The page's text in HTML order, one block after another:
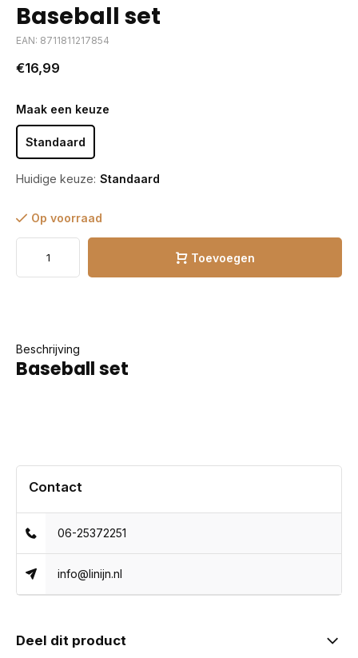
Baseball set
EAN: 8711811217854
€16,99
Maak een keuze
Standaard
Huidige keuze: Standaard
Op voorraad
Toevoegen
Beschrijving
Baseball set
Contact
06-25372251
info@linijn.nl
Deel dit product